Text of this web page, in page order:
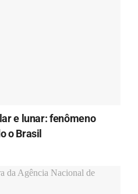
e lunar: fenômeno
o Brasil